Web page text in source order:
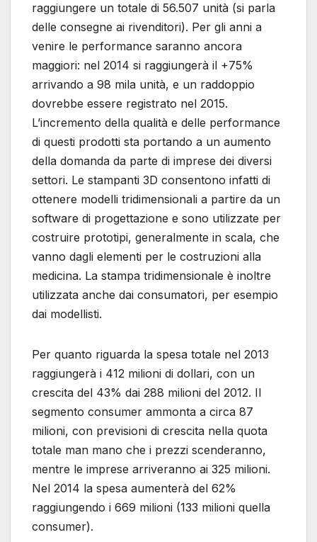
raggiungere un totale di 56.507 unità (si parla
delle consegne ai rivenditori). Per gli anni a
venire le performance saranno ancora
maggiori: nel 2014 si raggiungerà il +75%
arrivando a 98 mila unità, e un raddoppio
dovrebbe essere registrato nel 2015.
L’incremento della qualità e delle performance
di questi prodotti sta portando a un aumento
della domanda da parte di imprese dei diversi
settori. Le stampanti 3D consentono infatti di
ottenere modelli tridimensionali a partire da un
software di progettazione e sono utilizzate per
costruire prototipi, generalmente in scala, che
vanno dagli elementi per le costruzioni alla
medicina. La stampa tridimensionale è inoltre
utilizzata anche dai consumatori, per esempio
dai modellisti.
Per quanto riguarda la spesa totale nel 2013
raggiungerà i 412 milioni di dollari, con un
crescita del 43% dai 288 milioni del 2012. Il
segmento consumer ammonta a circa 87
milioni, con previsioni di crescita nella quota
totale man mano che i prezzi scenderanno,
mentre le imprese arriveranno ai 325 milioni.
Nel 2014 la spesa aumenterà del 62%
raggiungendo i 669 milioni (133 milioni quella
consumer).